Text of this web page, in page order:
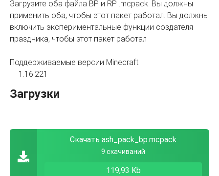
Загрузите оба файла BP и RP .mcpack. Вы должны
применить оба, чтобы этот пакет работал. Вы должны
включить экспериментальные функции создателя
праздника, чтобы этот пакет работал
Поддерживаемые версии Minecraft
1.16.221
Загрузки
Скачать ash_pack_bp.mcpack
9 скачиваний
119,93 Kb